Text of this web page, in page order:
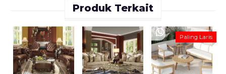
Produk Terkait
Paling Laris